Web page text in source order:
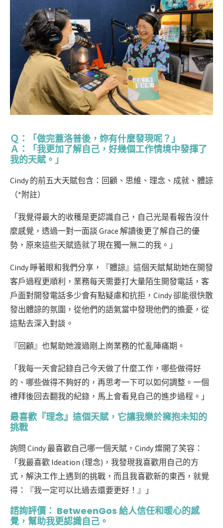
Ｑ：「做完蓋洛普後，妳有什麼發現呢？」
Ａ：「我更加了解自己，好幾個工作情境中發揮了
我的天賦。」
Cindy 的前五大天賦包含： 回顧、思維、理念、成就、體諒
（*附註）
「我覺得最大的收穫是更認識自己，自己光是看報告沒什
麼感覺，透過一對一面談 Grace 解讀後更了解自己的優
勢，原來這些天賦造就了現在獨一無二的我。」
Cindy 睜著眼和我們分享，『體諒』這個天賦幫助她在開發
客戶過程更順利，業務每天需要打大量陌生開發電話，客
戶面對開發電話多少會有點疑慮和抗拒，Cindy 卻能很快散
發出體諒的氛圍，從他們的語氣當中發現他們的擔憂，從
這點去深入對談。
『回顧』也幫助她渡過剛上崗業務的忙亂陣痛期。
「我每一天會記錄自己今天做了什麼工作，哪些做得好
的、哪些做得不夠好的，再思考一下可以如何調整。一個
禮拜後回去翻我的紀錄，馬上會看見自己的進步過程。」
最喜歡『理念』這個天賦，它讓我樂於擁抱未知的
挑戰
詢問 Cindy 最喜歡自己哪一個天賦，Cindy 燦開了笑容：
「我最喜歡 Ideation (理念)，我發現我喜歡用自己的方
式，解決工作上遇到的挑戰，而且我喜歡新的東西，就覺
得：『我一定可以比過去還要更好！』」
諮詢評價： BetweenGos 給人信任和暖心的感
覺，幫助我更認識自己。